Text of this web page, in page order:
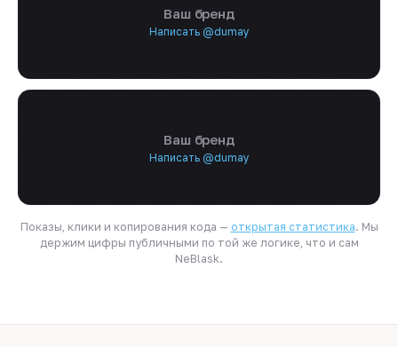
Ваш бренд
Написать @dumay
Ваш бренд
Написать @dumay
Показы, клики и копирования кода — открытая статистика. Мы
держим цифры публичными по той же логике, что и сам
NeBlask.